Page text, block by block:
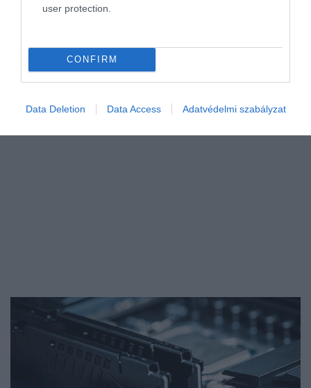
user protection.
CONFIRM
Data Deletion Data Access Adatvédelmi szabályzat
Felturbóztatja az AI PC-k memóriáját a Microsoft
A minimális memóriaszint drasztikus növelésére a mesterséges
intelligencia térnyerése miatt van szükség. Kényszer, de egyben
lehetőség is.